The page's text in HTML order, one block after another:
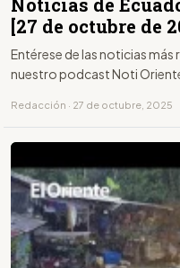
[27 de octubre de
Entérese de las noticias más
nuestro podcast Noti
Redacción · 27 de octubre, 2025